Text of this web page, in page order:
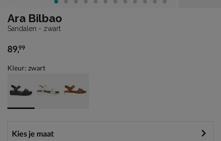
Ara Bilbao
Sandalen - zwart
€ 89,99
89,99
Kleur: zwart